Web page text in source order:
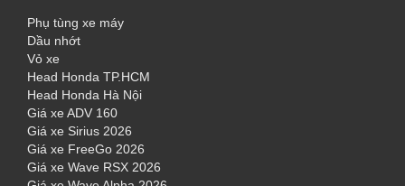
Phụ tùng xe máy
Dầu nhớt
Vỏ xe
Head Honda TP.HCM
Head Honda Hà Nội
Giá xe ADV 160
Giá xe Sirius 2026
Giá xe FreeGo 2026
Giá xe Wave RSX 2026